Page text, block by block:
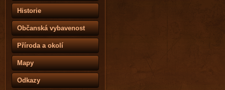
Historie
Občanská vybavenost
Příroda a okolí
Mapy
Odkazy